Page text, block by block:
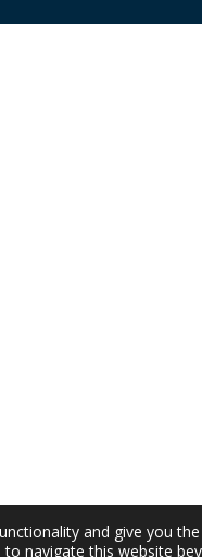
and give you
navigate this website